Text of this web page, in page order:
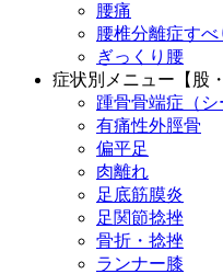
腰痛
腰椎分離症すべ
ぎっくり腰
症状別メニュー【股
踵骨骨端症（シ
有痛性外脛骨
偏平足
肉離れ
足底筋膜炎
足関節捻挫
骨折・捻挫
ランナー膝